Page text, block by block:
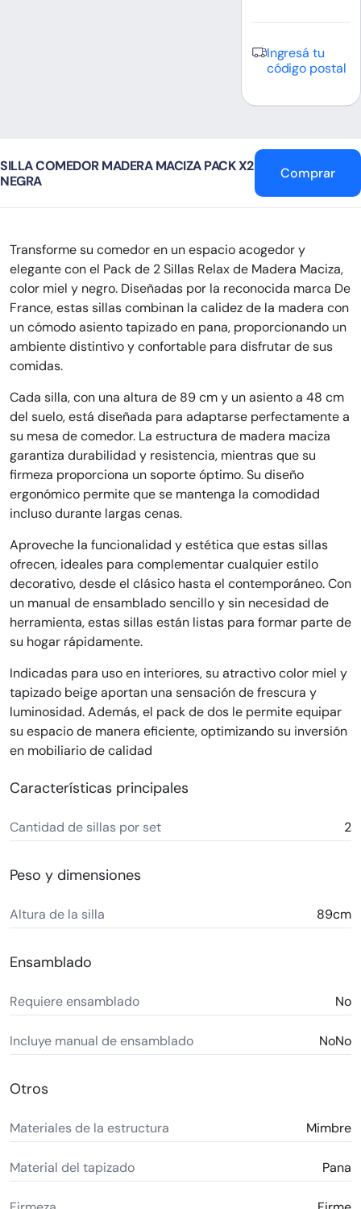
Ingresá tu
código postal
SILLA COMEDOR MADERA MACIZA PACK X2
NEGRA
Comprar
Transforme su comedor en un espacio acogedor y
elegante con el Pack de 2 Sillas Relax de Madera Maciza,
color miel y negro. Diseñadas por la reconocida marca De
France, estas sillas combinan la calidez de la madera con
un cómodo asiento tapizado en pana, proporcionando un
ambiente distintivo y confortable para disfrutar de sus
comidas.
Cada silla, con una altura de 89 cm y un asiento a 48 cm
del suelo, está diseñada para adaptarse perfectamente a
su mesa de comedor. La estructura de madera maciza
garantiza durabilidad y resistencia, mientras que su
firmeza proporciona un soporte óptimo. Su diseño
ergonómico permite que se mantenga la comodidad
incluso durante largas cenas.
Aproveche la funcionalidad y estética que estas sillas
ofrecen, ideales para complementar cualquier estilo
decorativo, desde el clásico hasta el contemporáneo. Con
un manual de ensamblado sencillo y sin necesidad de
herramienta, estas sillas están listas para formar parte de
su hogar rápidamente.
Indicadas para uso en interiores, su atractivo color miel y
tapizado beige aportan una sensación de frescura y
luminosidad. Además, el pack de dos le permite equipar
su espacio de manera eficiente, optimizando su inversión
en mobiliario de calidad
Características principales
Cantidad de sillas por set 2
Peso y dimensiones
Altura de la silla 89cm
Ensamblado
Requiere ensamblado No
Incluye manual de ensamblado NoNo
Otros
Materiales de la estructura Mimbre
Material del tapizado Pana